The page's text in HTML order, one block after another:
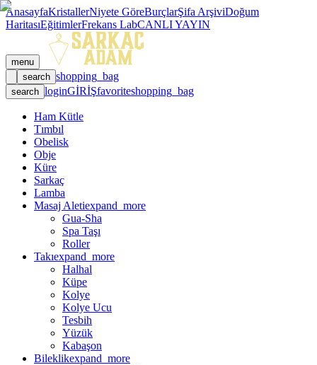
AnasayfaKristallerNiyete GöreBurçlarŞifa ArşiviDoğum
HaritasıEğitimlerFrekans LabCANLI YAYIN
menu
search shopping_bag
search loginGİRİŞfavoriteshopping_bag
Ham Kütle
Tımbıl
Obelisk
Obje
Küre
Sarkaç
Lamba
Masaj Aletiexpand_more
Gua-Sha
Spa Taşı
Roller
Takıexpand_more
Halhal
Küpe
Kolye
Kolye Ucu
Tesbih
Yüzük
Kabaşon
Bileklikexpand_more